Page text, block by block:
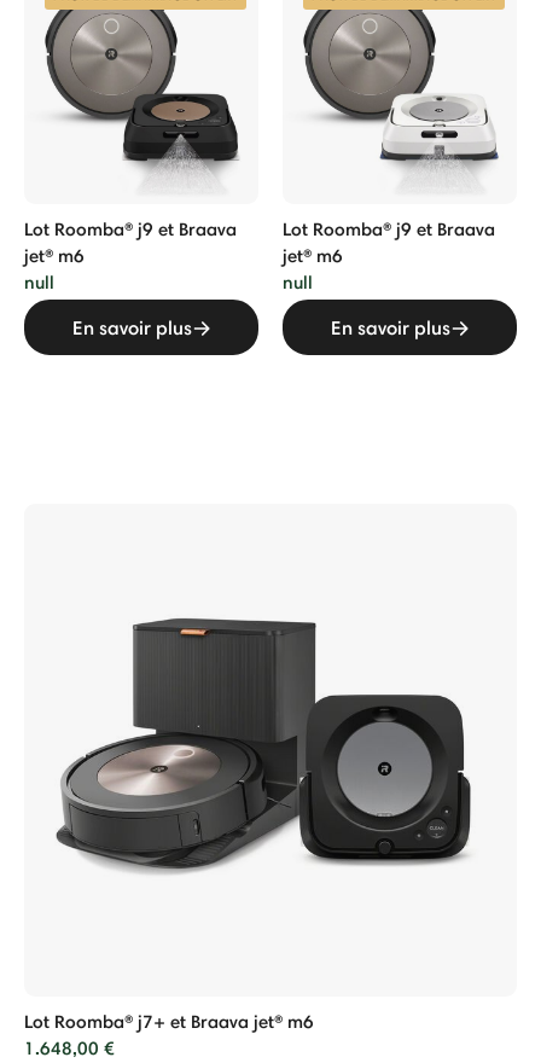
Lot Roomba® j9 et Braava
jet® m6
null
En savoir plus
Lot Roomba® j9 et Braava
jet® m6
null
En savoir plus
Lot Roomba® j7+ et Braava jet® m6
1.648,00 €